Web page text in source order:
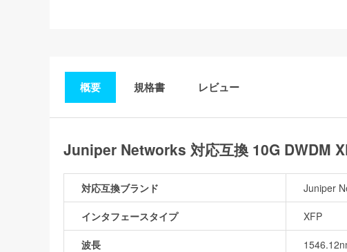
概要 規格書 レビュー
Juniper Networks 対応互換 10G DWDM
対応互換ブランド Juniper
インタフェースタイプ XFP
波長